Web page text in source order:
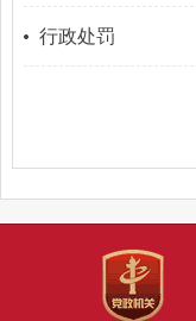
行政处罚